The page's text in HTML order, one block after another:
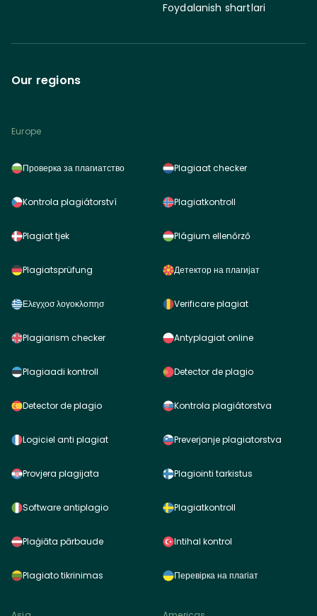
Foydalanish shartlari
Our regions
Europe
Проверка за плагиатство
Kontrola plagiátorství
Plagiat tjek
Plagiatsprüfung
Ελεγχοσ λογοκλοπησ
Plagiarism checker
Plagiaadi kontroll
Detector de plagio
Logiciel anti plagiat
Provjera plagijata
Software antiplagio
Plaģiāta pārbaude
Plagiato tikrinimas
Plagiaat checker
Plagiatkontroll
Plágium ellenőrző
Детектор на плагијат
Verificare plagiat
Antyplagiat online
Detector de plagio
Kontrola plagiátorstva
Preverjanje plagiatorstva
Plagiointi tarkistus
Plagiatkontroll
Intihal kontrol
Перевірка на плагіат